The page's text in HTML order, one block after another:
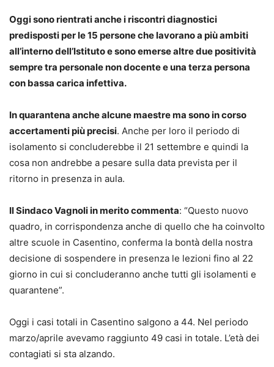
Oggi sono rientrati anche i riscontri diagnostici
predisposti per le 15 persone che lavorano a più ambiti
all’interno dell’Istituto e sono emerse altre due positività
sempre tra personale non docente e una terza persona
con bassa carica infettiva.
In quarantena anche alcune maestre ma sono in corso
accertamenti più precisi. Anche per loro il periodo di
isolamento si concluderebbe il 21 settembre e quindi la
cosa non andrebbe a pesare sulla data prevista per il
ritorno in presenza in aula.
Il Sindaco Vagnoli in merito commenta: “Questo nuovo
quadro, in corrispondenza anche di quello che ha coinvolto
altre scuole in Casentino, conferma la bontà della nostra
decisione di sospendere in presenza le lezioni fino al 22
giorno in cui si concluderanno anche tutti gli isolamenti e
quarantene”.
Oggi i casi totali in Casentino salgono a 44. Nel periodo
marzo/aprile avevamo raggiunto 49 casi in totale. L’età dei
contagiati si sta alzando.